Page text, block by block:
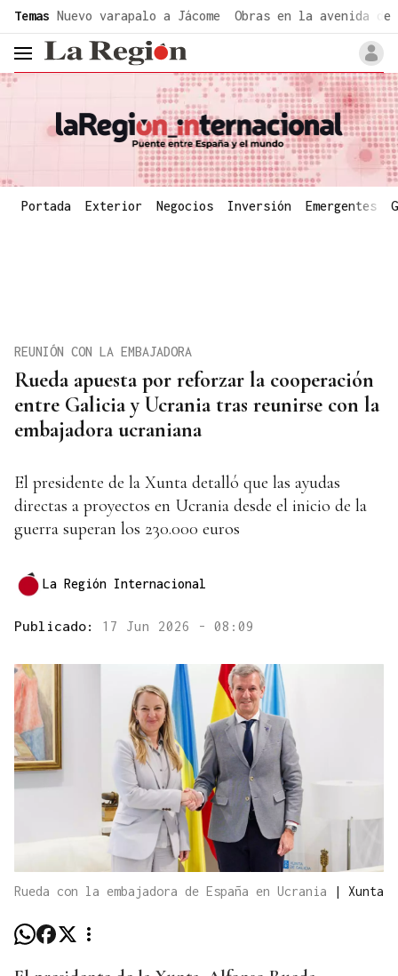
Temas Nuevo varapalo a Jácome Obras en la avenida de
header.menu.open
Portada Exterior Negocios Inversión Emergentes
Rueda apuesta por reforzar la cooperación
entre Galicia y Ucrania tras reunirse con la
embajadora ucraniana
REUNIÓN CON LA EMBAJADORA
El presidente de la Xunta detalló que las ayudas
directas a proyectos en Ucrania desde el inicio de la
guerra superan los 230.000 euros
La Región Internacional
Publicado: 17 Jun 2026 - 08:09
Rueda con la embajadora de España en Ucrania | Xunta